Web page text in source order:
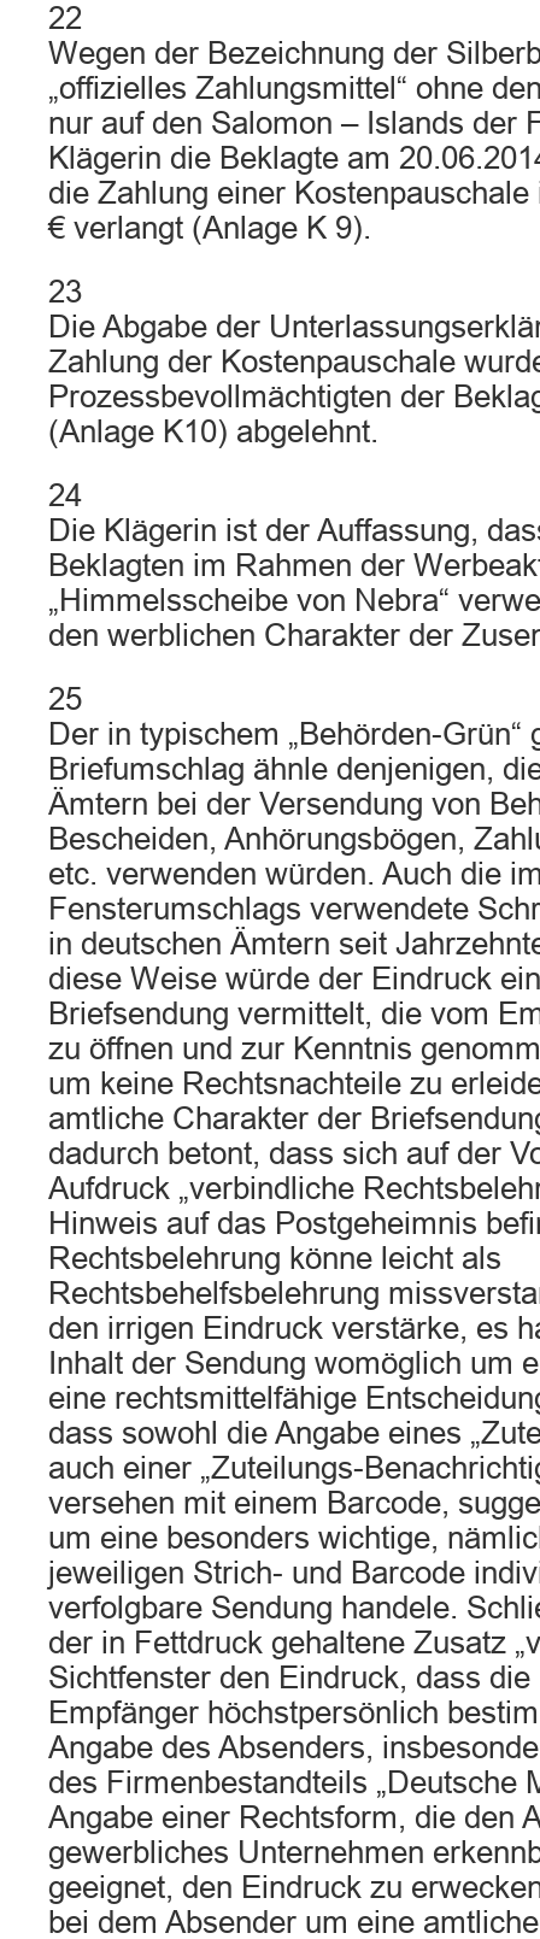
22
Wegen der Bezeichnung der
„offizielles Zahlungsmittel“ ohne
nur auf den Salomon – Islands der
Klägerin die Beklagte am
die Zahlung einer
€ verlangt (Anlage K 9).
23
Die Abgabe der
Zahlung der Kostenpauschale
Prozessbevollmächtigten der
(Anlage K10) abgelehnt.
24
Die Klägerin ist der Auffassung,
Beklagten im Rahmen der
„Himmelsscheibe von Nebra“
den werblichen Charakter der
25
Der in typischem „Behörden-Grün“
Briefumschlag ähnle denjenigen,
Ämtern bei der Versendung von
Bescheiden, Anhörungsbögen,
etc. verwenden würden. Auch die
Fensterumschlags verwendete
in deutschen Ämtern seit
diese Weise würde der Eindruck
Briefsendung vermittelt, die vom
zu öffnen und zur Kenntnis
um keine Rechtsnachteile zu
amtliche Charakter der
dadurch betont, dass sich auf der
Aufdruck „verbindliche
Hinweis auf das Postgeheimnis
Rechtsbelehrung könne leicht als
Rechtsbehelfsbelehrung
den irrigen Eindruck verstärke, es
Inhalt der Sendung womöglich um
eine rechtsmittelfähige
dass sowohl die Angabe eines
auch einer „Zuteilungs-
versehen mit einem Barcode,
um eine besonders wichtige,
jeweiligen Strich- und Barcode
verfolgbare Sendung handele.
der in Fettdruck gehaltene Zusatz
Sichtfenster den Eindruck, dass
Empfänger höchstpersönlich
Angabe des Absenders,
des Firmenbestandteils „Deutsche
Angabe einer Rechtsform, die den
gewerbliches Unternehmen
geeignet, den Eindruck zu
bei dem Absender um eine